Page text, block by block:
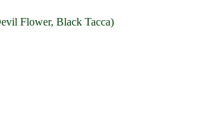
Flower, Black Tacca)